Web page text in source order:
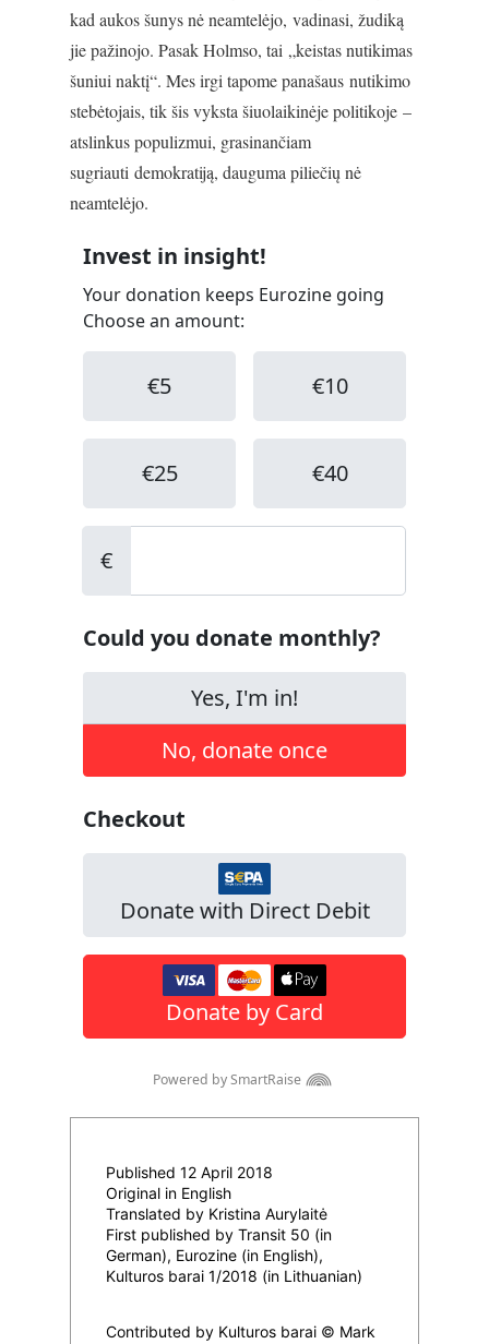
kad aukos šunys nė neamtelėjo, vadinasi, žudiką
jie pažinojo. Pasak Holmso, tai „keistas nutikimas
šuniui naktį“. Mes irgi tapome panašaus nutikimo
stebėtojais, tik šis vyksta šiuolaikinėje politikoje –
atslinkus populizmui, grasinančiam
sugriauti demokratiją, dauguma piliečių nė
neamtelėjo.
Published 12 April 2018
Original in English
Translated by Kristina Aurylaitė
First published by Transit 50 (in
German), Eurozine (in English),
Kulturos barai 1/2018 (in Lithuanian)
Contributed by Kulturos barai © Mark